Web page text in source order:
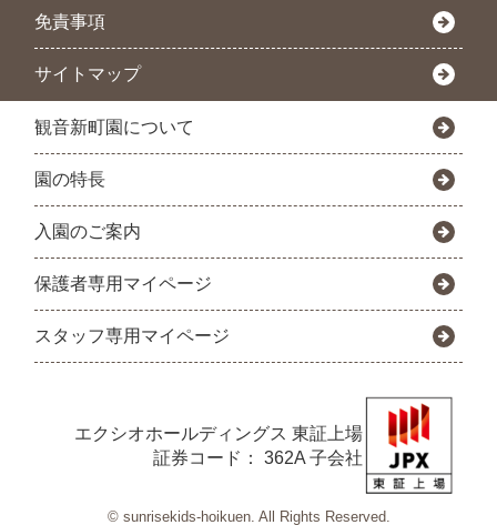
免責事項
サイトマップ
観音新町園について
園の特長
入園のご案内
保護者専用マイページ
スタッフ専用マイページ
エクシオホールディングス 東証上場
証券コード： 362A 子会社
© sunrisekids-hoikuen. All Rights Reserved.